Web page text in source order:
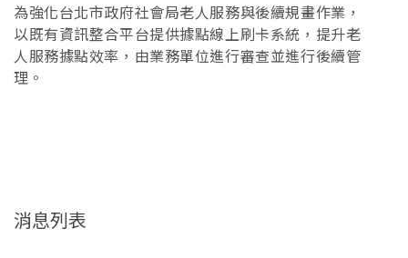
為強化台北市政府社會局老人服務與後續規畫作業，
以既有資訊整合平台提供據點線上刷卡系統，提升老
人服務據點效率，由業務單位進行審查並進行後續管
理。
消息列表